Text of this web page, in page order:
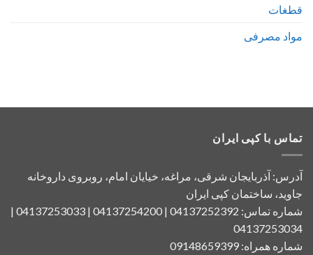
قطغات
مواد مصرفی
تماس با کپی ایران
آدرس: آذربایجان شرقی، مراغه، خیایان امام، روبروی داروخانه
جاوید، ساختمان کپی ایران
شماره تماس: 04137252392 | 04137254200 | 04137253033 |
04137253034
شماره همراه: 09148659399